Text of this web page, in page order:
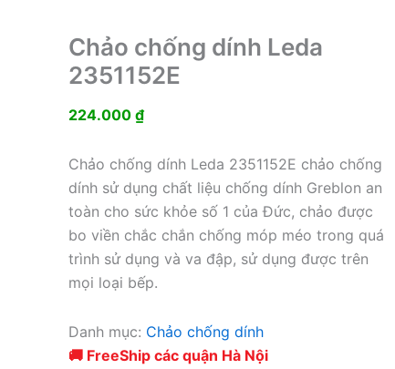
Chảo chống dính Leda
2351152E
224.000 ₫
Chảo chống dính Leda 2351152E chảo chống
dính sử dụng chất liệu chống dính Greblon an
toàn cho sức khỏe số 1 của Đức, chảo được
bo viền chắc chắn chống móp méo trong quá
trình sử dụng và va đập, sử dụng được trên
mọi loại bếp.
Danh mục: Chảo chống dính
🚚 FreeShip các quận Hà Nội